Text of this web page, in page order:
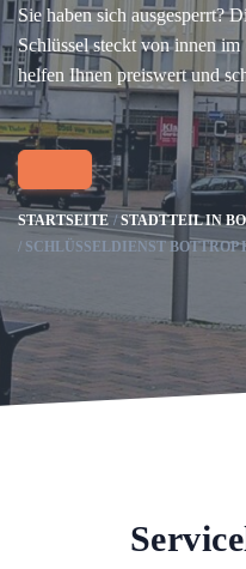
Sie haben sich ausgesperrt?
Schlüssel steckt von innen
helfen Ihnen preiswert und
STARTSEITE
STADTTEIL IN
SCHLÜSSELDIENST